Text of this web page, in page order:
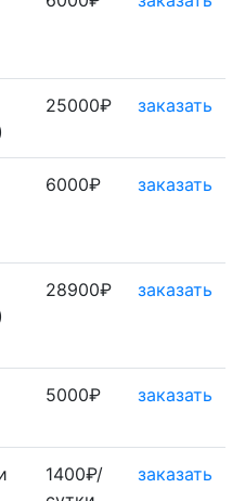
25000₽ заказать
6000₽ заказать
28900₽ заказать
5000₽ заказать
1400₽/
заказать